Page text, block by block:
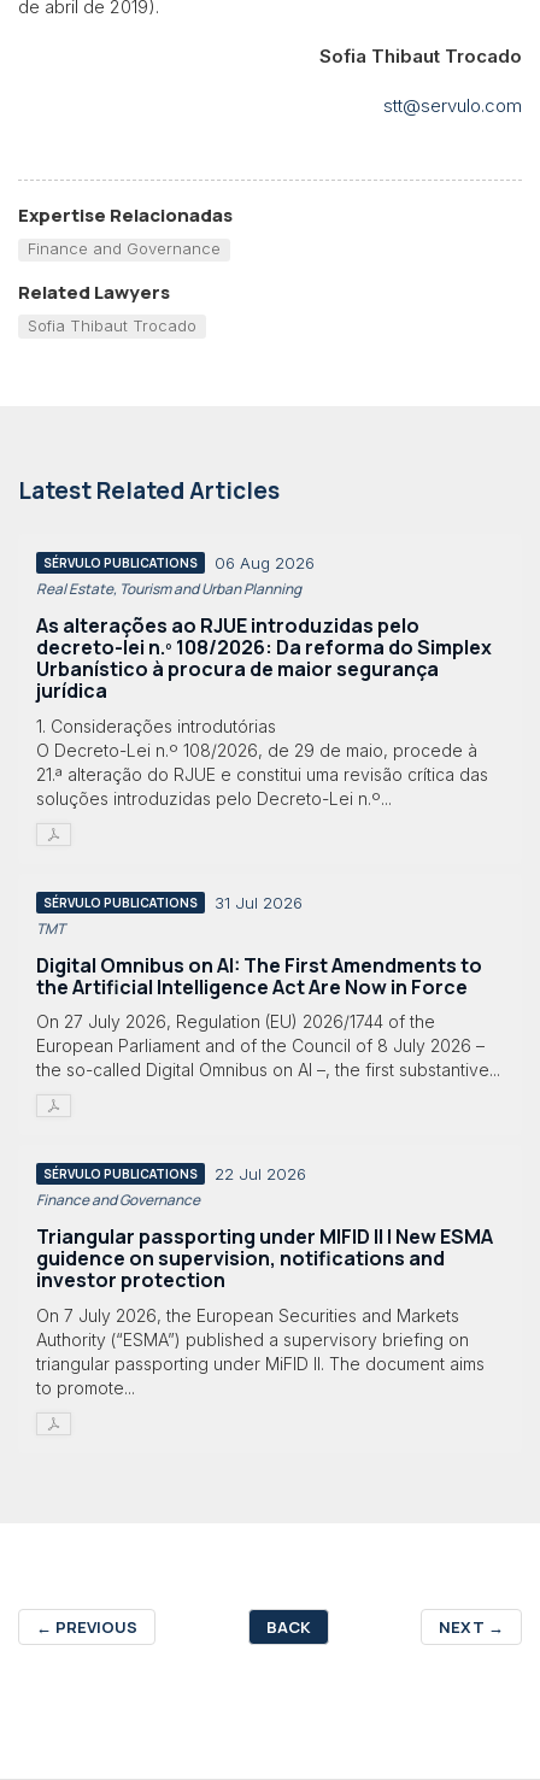
de abril de 2019).
Sofia Thibaut Trocado
stt@servulo.com
Expertise Relacionadas
Finance and Governance
Related Lawyers
Sofia Thibaut Trocado
Latest Related Articles
SÉRVULO PUBLICATIONS 06 Aug 2026
Real Estate, Tourism and Urban Planning
As alterações ao RJUE introduzidas pelo
decreto-lei n.º 108/2026: Da reforma do Simplex
Urbanístico à procura de maior segurança
jurídica
1. Considerações introdutórias
O Decreto-Lei n.º 108/2026, de 29 de maio, procede à
21.ª alteração do RJUE e constitui uma revisão crítica das
soluções introduzidas pelo Decreto-Lei n.º...
SÉRVULO PUBLICATIONS 31 Jul 2026
TMT
Digital Omnibus on AI: The First Amendments to
the Artificial Intelligence Act Are Now in Force
On 27 July 2026, Regulation (EU) 2026/1744 of the
European Parliament and of the Council of 8 July 2026 –
the so-called Digital Omnibus on AI –, the first substantive...
SÉRVULO PUBLICATIONS 22 Jul 2026
Finance and Governance
Triangular passporting under MIFID II | New ESMA
guidence on supervision, notifications and
investor protection
On 7 July 2026, the European Securities and Markets
Authority (“ESMA”) published a supervisory briefing on
triangular passporting under MiFID II. The document aims
to promote...
← PREVIOUS BACK NEXT →